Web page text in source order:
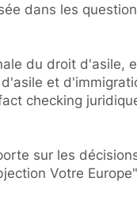
dans les
du droit d'asile,
et
checking
sur les
Votre